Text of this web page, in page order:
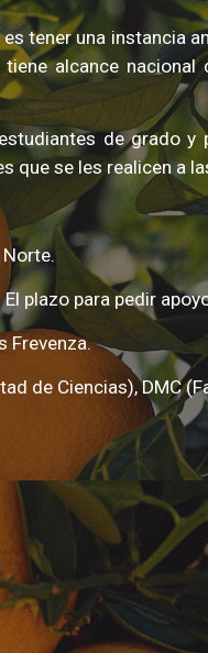
es tener una instancia
tienealcance nacional
de grado y
que se les realicen a
Norte.
El plazo para pedir
Frevenza.
de Ciencias),DMC (